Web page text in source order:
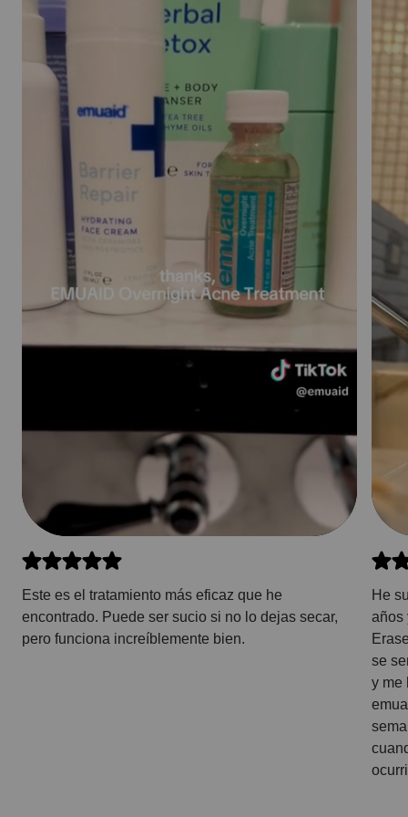
Este es el tratamiento más eficaz que he
encontrado. Puede ser sucio si no lo dejas secar,
pero funciona increíblemente bien.
He
años
se
y me